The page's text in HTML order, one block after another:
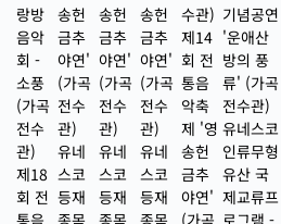
랑방
음악
회 -
소풍
(가곡
전수
관)
제18
회 전
통음
송헌
금추
야연'
(가곡
전수
관)
유네
스코
등재
종목
송헌
금추
야연'
(가곡
전수
관)
유네
스코
등재
종목
송헌
금추
야연'
(가곡
전수
관)
유네
스코
등재
종목
수관)
제14
회 전
통음
악축
제 '영
송헌
금추
야연'
(가곡
기념공연
'운애산
방의 풍
류' (가곡
전수관)
유네스코
인류무형
유산 국
제교류프
로그램 -